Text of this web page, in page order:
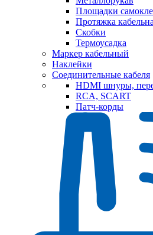
Площадки
Протяжка
Скобки
Термоусадка
Маркер кабельный
Наклейки
Соединительные кабеля
HDMI шнуры,
RCA, SCART
Патч-корды